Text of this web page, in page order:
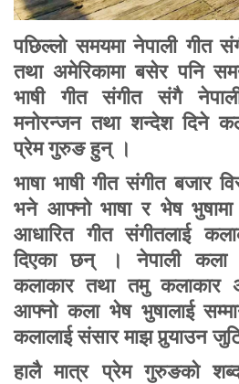
पछिल्लो समयमा नेपाली गीत
तथा अमेरिकामा बसेर पनि
भाषी गीत संगीत संगै
मनोरन्जन तथा शन्देश दिने
प्रेम गुरुङ हुन् ।
भाषा भाषी गीत संगीत बजार
भने आफ्नो भाषा र भेष भुषामा
आधारित गीत संगीतलाई
दिएका छन् । नेपाली कला
कलाकार तथा तमु कलाकार
आफ्नो कला भेष भुषालाई
कलालाई संसार माझ पुर्‍याउन
हालै मात्र प्रेम गुरुङको